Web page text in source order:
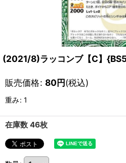
(2021/8)ラッコンブ【C】
販売価格: 80円(税込)
重み: 1
在庫数 46枚